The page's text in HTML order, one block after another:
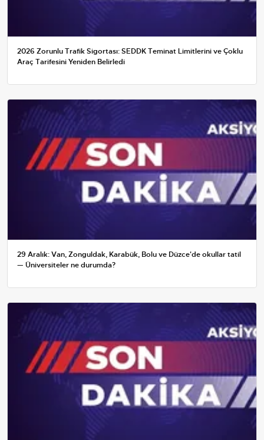
2026 Zorunlu Trafik Sigortası: SEDDK Teminat Limitlerini ve Çoklu
Araç Tarifesini Yeniden Belirledi
29 Aralık: Van, Zonguldak, Karabük, Bolu ve Düzce'de okullar tatil
— Üniversiteler ne durumda?